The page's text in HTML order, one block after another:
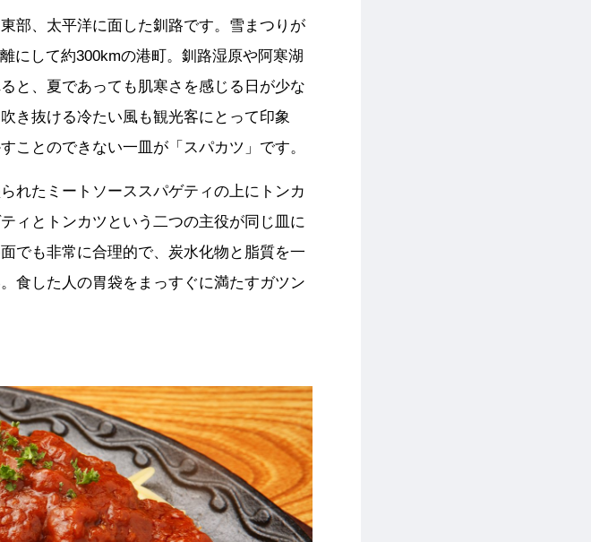
部、太平洋に面した釧路です。雪まつりが
にして約300kmの港町。釧路湿原や阿寒湖
と、夏であっても肌寒さを感じる日が少な
き抜ける冷たい風も観光客にとって印象
ことのできない一皿が「スパカツ」です。
れたミートソーススパゲティの上にトンカ
ィとトンカツという二つの主役が同じ皿に
でも非常に合理的で、炭水化物と脂質を一
食した人の胃袋をまっすぐに満たすガツン